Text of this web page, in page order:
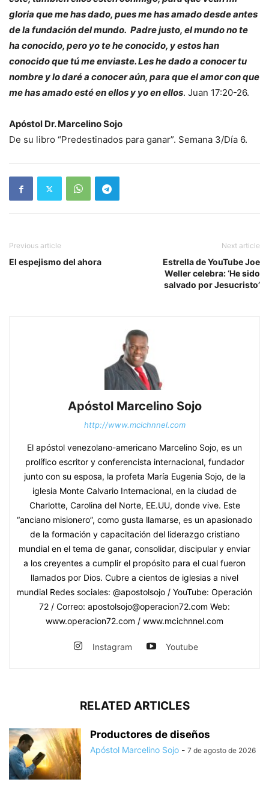
gloria que me has dado, pues me has amado desde antes
de la fundación del mundo. Padre justo, el mundo no te
ha conocido, pero yo te he conocido, y estos han
conocido que tú me enviaste. Les he dado a conocer tu
nombre y lo daré a conocer aún, para que el amor con que
me has amado esté en ellos y yo en ellos. Juan 17:20-26.
Apóstol Dr. Marcelino Sojo
De su libro “Predestinados para ganar”. Semana 3/Día 6.
Previous article
El espejismo del ahora
Next article
Estrella de YouTube Joe
Weller celebra: ‘He sido
salvado por Jesucristo’
Apóstol Marcelino Sojo
http://www.mcichnnel.com
El apóstol venezolano-americano Marcelino Sojo, es un
prolífico escritor y conferencista internacional, fundador
junto con su esposa, la profeta María Eugenia Sojo, de la
iglesia Monte Calvario Internacional, en la ciudad de
Charlotte, Carolina del Norte, EE.UU, donde vive. Este
“anciano misionero”, como gusta llamarse, es un apasionado
de la formación y capacitación del liderazgo cristiano
mundial en el tema de ganar, consolidar, discipular y enviar
a los creyentes a cumplir el propósito para el cual fueron
llamados por Dios. Cubre a cientos de iglesias a nivel
mundial Redes sociales: @apostolsojo / YouTube: Operación
72 / Correo: apostolsojo@operacion72.com Web:
www.operacion72.com / www.mcichnnel.com
Instagram Youtube
RELATED ARTICLES
Productores de diseños
Apóstol Marcelino Sojo - 7 de agosto de 2026